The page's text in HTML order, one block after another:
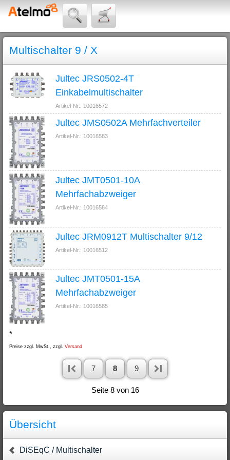
Multischalter 9 / X
Jultec JRS0502-4T
Einkabelmultischalter
Artikel-Nr.: 10016572
Jultec JMS0502A Mehrfachverteiler
Artikel-Nr.: 10016583
Jultec JMT0501-10A
Mehrfachabzweiger
Artikel-Nr.: 10016584
Jultec JRM0912T Multischalter 9/12
Artikel-Nr.: 10016512
Jultec JMT0501-15A
Mehrfachabzweiger
Artikel-Nr.: 10016585
*
Preise zzgl. MwSt., zzgl. Versand
7 8 9
Seite 8 von 16
Übersicht
DiSEqC / Multischalter